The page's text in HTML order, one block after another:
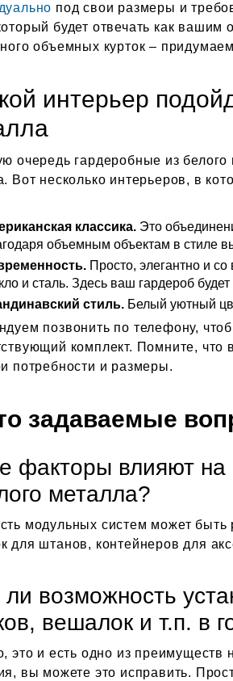
под свои размеры и
будет отвечать как
объемных курток –
интерьер
очередь гардеробные из
Вот несколько интерьеров, в
классика.Это
объемным объектам в стиле
Просто, элегантно и
и сталь. Здесь ваш гардероб
стиль.Белый уютный
позвонить по телефону,
комплект. Помните,
потребности и размеры.
задаваемые
факторы влияют на
металла?
модульных систем может быть
для штанов, контейнеров для
ли возможность
вешалок и т.п. в
это и есть одно из
вы можете это исправить.